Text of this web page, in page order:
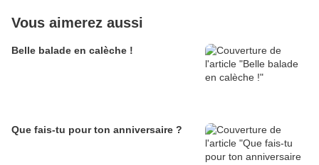
Vous aimerez aussi
Belle balade en calèche !
Que fais-tu pour ton anniversaire ?